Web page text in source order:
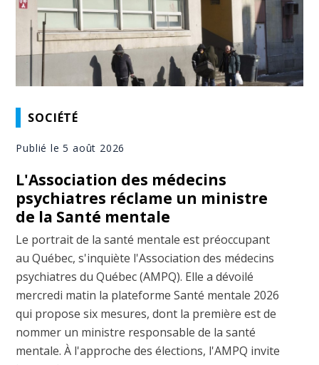
SOCIÉTÉ
Publié le 5 août 2026
L'Association des médecins
psychiatres réclame un ministre
de la Santé mentale
Le portrait de la santé mentale est préoccupant
au Québec, s'inquiète l'Association des médecins
psychiatres du Québec (AMPQ). Elle a dévoilé
mercredi matin la plateforme Santé mentale 2026
qui propose six mesures, dont la première est de
nommer un ministre responsable de la santé
mentale. À l'approche des élections, l'AMPQ invite